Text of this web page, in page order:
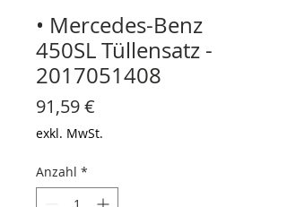
• Mercedes-Benz
450SL Tüllensatz -
2017051408
91,59 €
exkl. MwSt.
Anzahl *